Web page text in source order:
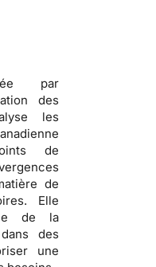
par
des
les
de
de
. Elle
de la
des
une